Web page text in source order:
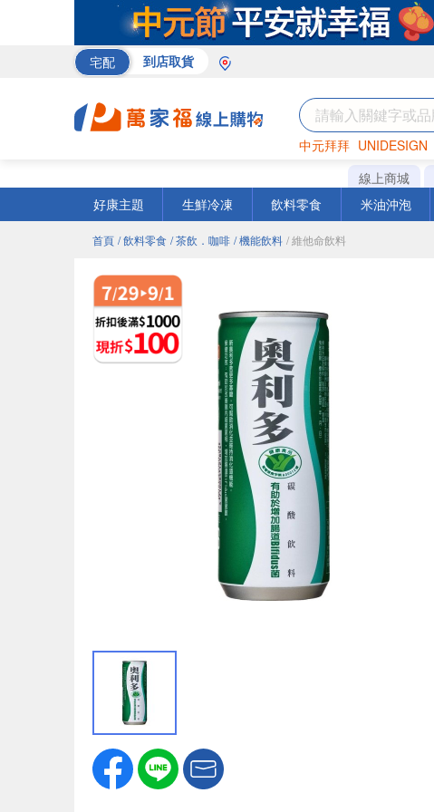
宅配 到店取貨
中元拜拜 UNIDESIGN
罐頭 咖啡 海
線上商城
好康主題
生鮮冷凍 飲料零食 米油沖泡
首頁 / 飲料零食 / 茶飲．咖啡 / 機能飲料 / 維他命飲料